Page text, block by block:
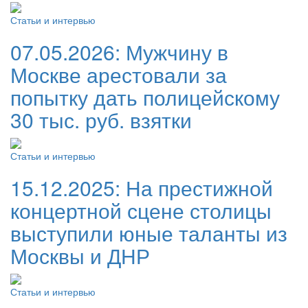
Статьи и интервью
07.05.2026: Мужчину в
Москве арестовали за
попытку дать полицейскому
30 тыс. руб. взятки
Статьи и интервью
15.12.2025: На престижной
концертной сцене столицы
выступили юные таланты из
Москвы и ДНР
Статьи и интервью